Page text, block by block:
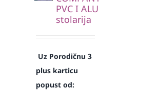
PVC I ALU
stolarija
Uz Porodičnu 3
plus karticu
popust od: